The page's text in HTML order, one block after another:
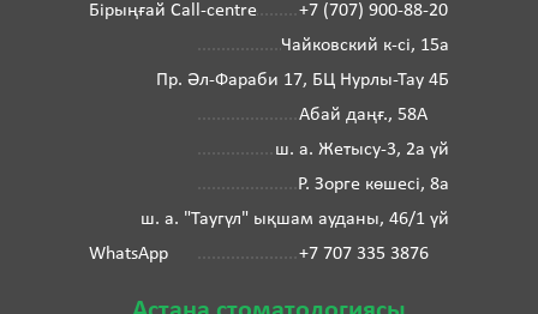
Бірыңғай Call-centre
+7 (707) 900-88-20
Чайковский к-сі, 15а
Пр. Әл-Фараби 17, БЦ Нурлы-Тау 4Б
Абай даңғ., 58А
ш. а. Жетысу-3, 2а үй
Р. Зорге көшесі, 8а
ш. а. "Таугүл" ықшам ауданы, 46/1 үй
WhatsApp
+7 707 335 3876